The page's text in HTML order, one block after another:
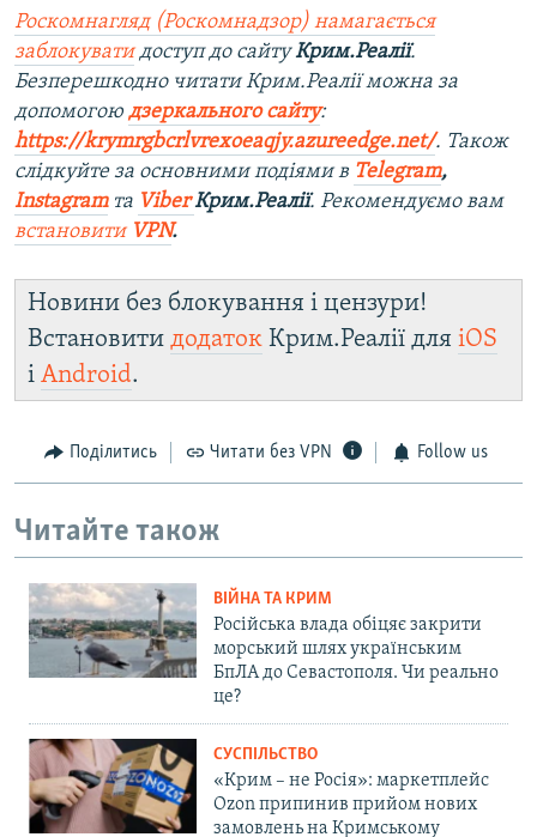
Роскомнагляд (Роскомнадзор) намагається
заблокуватидоступ до сайтуКрим.Реалії.
Безперешкодно читати Крим.Реалії можна за
допомогою дзеркального сайту:
https://krymrgbcrlvrexoeaqjy.azureedge.net/. Також
слідкуйте за основними подіями в Telegram,
Instagramта ViberКрим.Реалії. Рекомендуємо вам
встановити VPN.
Новини без блокування і цензури!
Встановити додаток Крим.Реалії для iOS
і Android.
Поділитись Читати без VPN Follow us
Читайте також
ВІЙНА ТА КРИМ
Російська влада обіцяє закрити
морський шлях українським
БпЛА до Севастополя. Чи реально
це?
СУСПІЛЬСТВО
«Крим – не Росія»: маркетплейс
Ozon припинив прийом нових
замовлень на Кримському